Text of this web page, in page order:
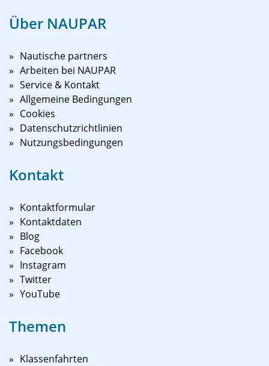
Über NAUPAR
Nautische partners
Arbeiten bei NAUPAR
Service & Kontakt
Allgemeine Bedingungen
Cookies
Datenschutzrichtlinien
Nutzungsbedingungen
Kontakt
Kontaktformular
Kontaktdaten
Blog
Facebook
Instagram
Twitter
YouTube
Themen
Klassenfahrten